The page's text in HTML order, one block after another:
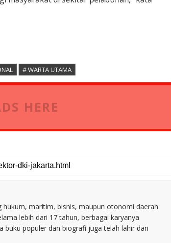
# WARTA UTAMA
HERE
hukum, maritim, bisnis, maupun otonomi daerah
lebih dari 17 tahun, berbagai karyanya
buku populer dan biografi juga telah lahir dari